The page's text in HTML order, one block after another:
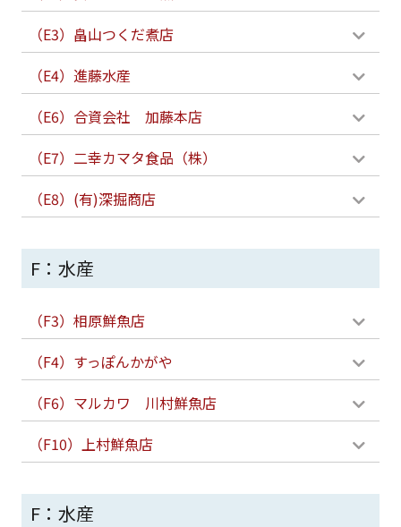
（E3）畠山つくだ煮店
（E4）進藤水産
（E6）合資会社 加藤本店
（E7）二幸カマタ食品（株）
（E8）(有)深掘商店
F：水産
（F3）相原鮮魚店
（F4）すっぽんかがや
（F6）マルカワ 川村鮮魚店
（F10）上村鮮魚店
F：水産